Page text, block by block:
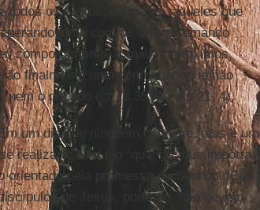
todos os eleitos, os justos, aqueles que
junto com os outros, amando
comportamento, tornavam próximos,
finalmente uma comunhão, que não
nem o pecado (cf. Is 35, 10; Ap 21, 4).
um dia que ninguém conhece, mas é um
realizará. Não é o “quando” que importa,
pela promessa do Senhor: “Eu
de Jesus, portanto, não devem